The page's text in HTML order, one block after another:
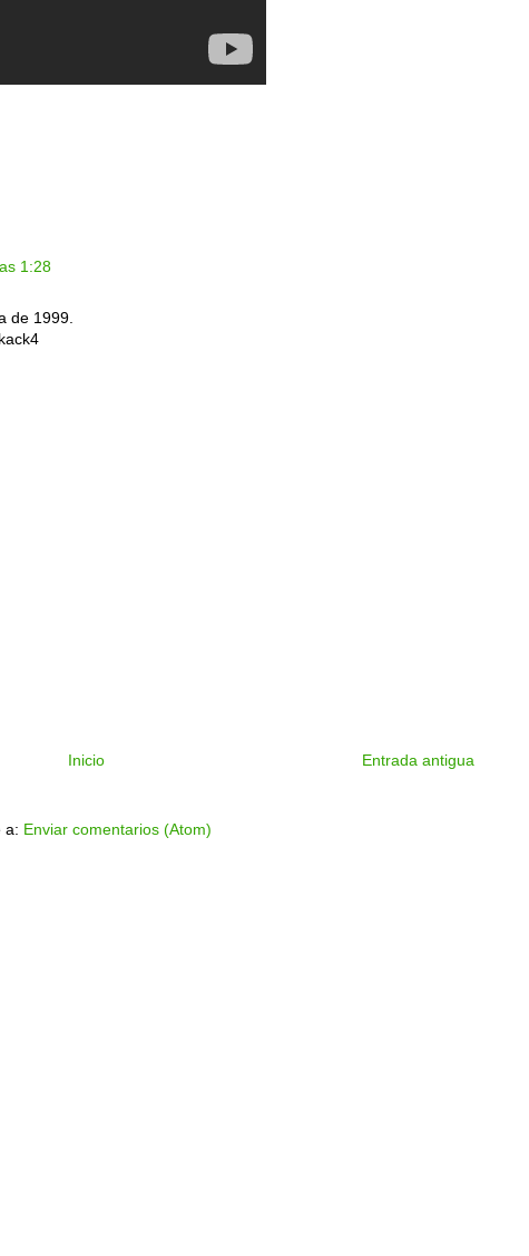
1:28
de 1999.
Entrada antigua
Inicio
a: Enviar comentarios (Atom)